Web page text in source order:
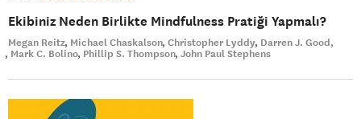
Ekibiniz Neden Birlikte Mindfulness Pratiği Yapmalı?
Megan Reitz Michael Chaskalson Christopher Lyddy Darren J. Good,
Mark C. Bolino Phillip S. Thompson John Paul Stephens